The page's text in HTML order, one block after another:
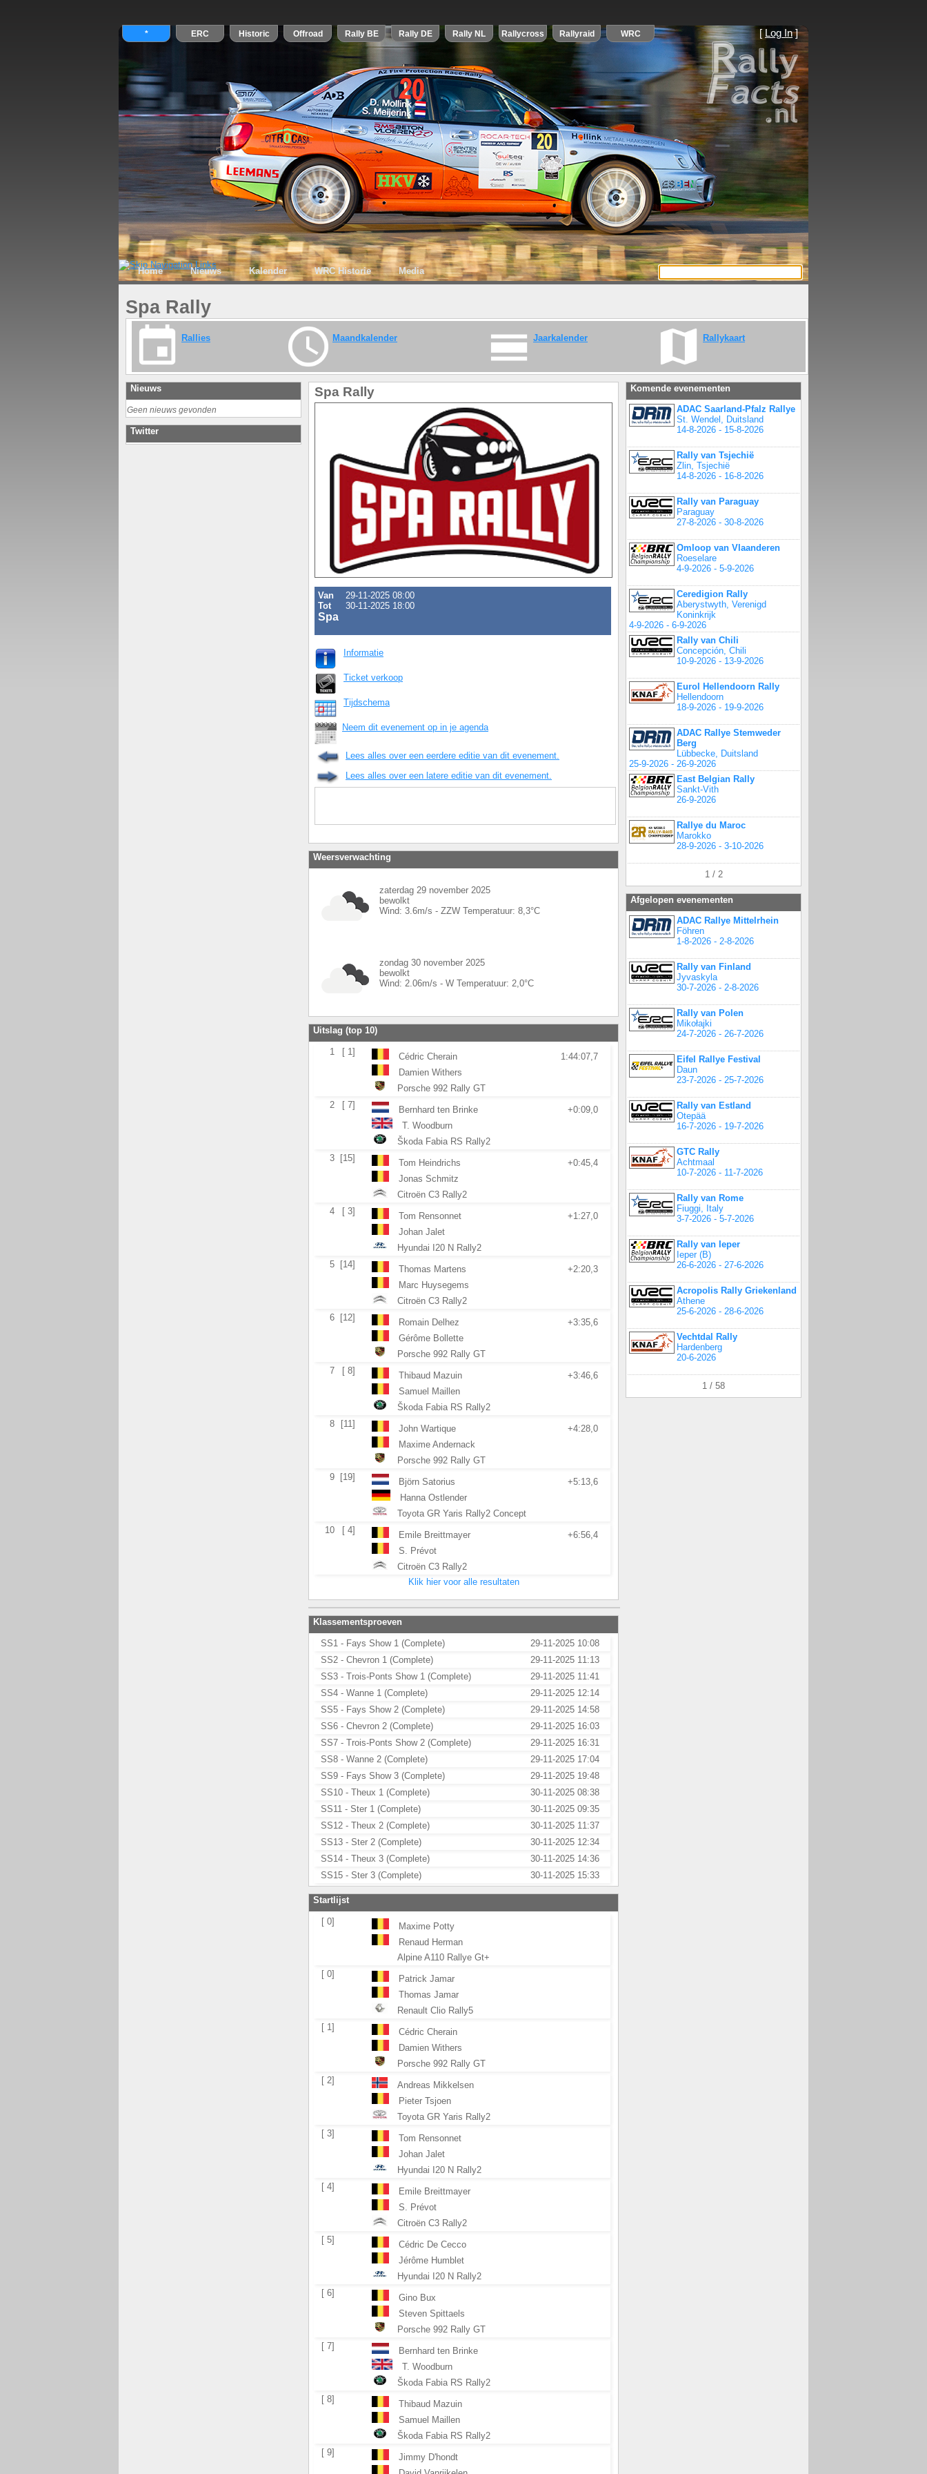
[ Log In]
Home Nieuws Kalender WRC Historie Media
Spa Rally
Rallies Maandkalender Jaarkalender Rallykaart
Nieuws
Geen nieuws gevonden
Twitter
Spa Rally
Van
29-11-2025 08:00
Tot
30-11-2025 18:00
Spa
Informatie
Ticket verkoop
Tijdschema
Neem dit evenement op in je agenda
Lees alles over een eerdere editie van dit evenement.
Lees alles over een latere editie van dit evenement.
Weersverwachting
zaterdag 29 november 2025
bewolkt
Wind: 3.6m/s - ZZW Temperatuur: 8,3°C
zondag 30 november 2025
bewolkt
Wind: 2.06m/s - W Temperatuur: 2,0°C
Uitslag (top 10)
1 [ 1] Cédric Cherain
1:44:07,7
Damien Withers
Porsche 992 Rally GT
2
[ 7] Bernhard ten Brinke
+0:09,0
T. Woodburn
Škoda Fabia RS Rally2
3
[15] Tom Heindrichs
+0:45,4
Jonas Schmitz
Citroën C3 Rally2
4
[ 3] Tom Rensonnet
+1:27,0
Johan Jalet
Hyundai I20 N Rally2
5
[14] Thomas Martens
+2:20,3
Marc Huysegems
Citroën C3 Rally2
6
[12] Romain Delhez
+3:35,6
Gérôme Bollette
Porsche 992 Rally GT
7
[ 8] Thibaud Mazuin
+3:46,6
Samuel Maillen
Škoda Fabia RS Rally2
8
[11] John Wartique
+4:28,0
Maxime Andernack
Porsche 992 Rally GT
9
[19] Björn Satorius
+5:13,6
Hanna Ostlender
Toyota GR Yaris Rally2 Concept
10
[ 4] Emile Breittmayer
+6:56,4
S. Prévot
Citroën C3 Rally2
Klik hier voor alle resultaten
Klassementsproeven
SS1 - Fays Show 1 (Complete)
29-11-2025 10:08
SS2 - Chevron 1 (Complete)
29-11-2025 11:13
SS3 - Trois-Ponts Show 1 (Complete)
29-11-2025 11:41
SS4 - Wanne 1 (Complete)
29-11-2025 12:14
SS5 - Fays Show 2 (Complete)
29-11-2025 14:58
SS6 - Chevron 2 (Complete)
29-11-2025 16:03
SS7 - Trois-Ponts Show 2 (Complete)
29-11-2025 16:31
SS8 - Wanne 2 (Complete)
29-11-2025 17:04
SS9 - Fays Show 3 (Complete)
29-11-2025 19:48
SS10 - Theux 1 (Complete)
30-11-2025 08:38
SS11 - Ster 1 (Complete)
30-11-2025 09:35
SS12 - Theux 2 (Complete)
30-11-2025 11:37
SS13 - Ster 2 (Complete)
30-11-2025 12:34
SS14 - Theux 3 (Complete)
30-11-2025 14:36
SS15 - Ster 3 (Complete)
30-11-2025 15:33
Startlijst
[ 0]
Maxime Potty
Renaud Herman
Alpine A110 Rallye Gt+
[ 0]
Patrick Jamar
Thomas Jamar
Renault Clio Rally5
[ 1]
Cédric Cherain
Damien Withers
Porsche 992 Rally GT
[ 2]
Andreas Mikkelsen
Pieter Tsjoen
Toyota GR Yaris Rally2
[ 3]
Tom Rensonnet
Johan Jalet
Hyundai I20 N Rally2
[ 4]
Emile Breittmayer
S. Prévot
Citroën C3 Rally2
[ 5]
Cédric De Cecco
Jérôme Humblet
Hyundai I20 N Rally2
[ 6]
Gino Bux
Steven Spittaels
Porsche 992 Rally GT
[ 7]
Bernhard ten Brinke
T. Woodburn
Škoda Fabia RS Rally2
[ 8]
Thibaud Mazuin
Samuel Maillen
Škoda Fabia RS Rally2
[ 9]
Jimmy D'hondt
Komende evenementen
ADAC Saarland-Pfalz Rallye
St. Wendel, Duitsland
14-8-2026 - 15-8-2026
Rally van Tsjechië
Zlin, Tsjechië
14-8-2026 - 16-8-2026
Rally van Paraguay
Paraguay
27-8-2026 - 30-8-2026
Omloop van Vlaanderen
Roeselare
4-9-2026 - 5-9-2026
Ceredigion Rally
Aberystwyth, Verenigd
Koninkrijk
4-9-2026 - 6-9-2026
Rally van Chili
Concepción, Chili
10-9-2026 - 13-9-2026
Eurol Hellendoorn Rally
Hellendoorn
18-9-2026 - 19-9-2026
ADAC Rallye Stemweder
Berg
Lübbecke, Duitsland
25-9-2026 - 26-9-2026
East Belgian Rally
Sankt-Vith
26-9-2026
Rallye du Maroc
Marokko
28-9-2026 - 3-10-2026
1 / 2
Afgelopen evenementen
ADAC Rallye Mittelrhein
Föhren
1-8-2026 - 2-8-2026
Rally van Finland
Jyvaskyla
30-7-2026 - 2-8-2026
Rally van Polen
Mikołajki
24-7-2026 - 26-7-2026
Eifel Rallye Festival
Daun
23-7-2026 - 25-7-2026
Rally van Estland
Otepää
16-7-2026 - 19-7-2026
GTC Rally
Achtmaal
10-7-2026 - 11-7-2026
Rally van Rome
Fiuggi, Italy
3-7-2026 - 5-7-2026
Rally van Ieper
Ieper (B)
26-6-2026 - 27-6-2026
Acropolis Rally Griekenland
Athene
25-6-2026 - 28-6-2026
Vechtdal Rally
Hardenberg
20-6-2026
1 / 58